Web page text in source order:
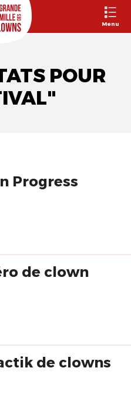
Menu
POUR
Progress
de clown
de clowns